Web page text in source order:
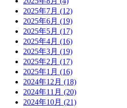
2025年7月 (12)
2025年6月 (19)
2025年5月 (17)
2025年4月 (16)
2025年3月 (19)
2025年2月 (17)
2025年1月 (16)
2024年12月 (18)
2024年11月 (20)
2024年10月 (21)